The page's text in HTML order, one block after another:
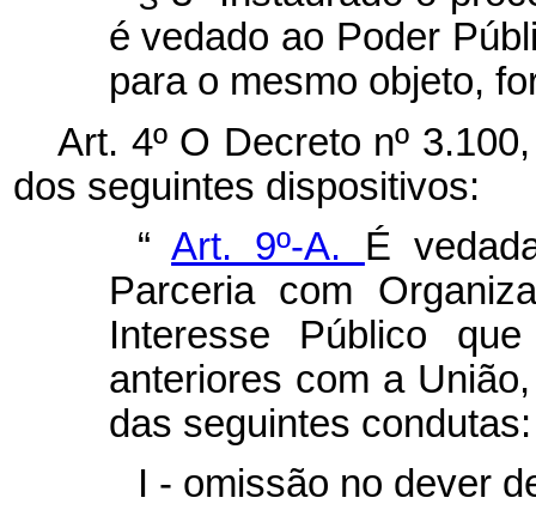
é vedado ao Poder
para o mesmo objeto,
Art. 4º O Decreto nº
dos seguintes dispositivos:
“Art. 9º-A. É
Parceria com
Interesse Público
anteriores com a
das seguintes condutas:
I - omissão no dever